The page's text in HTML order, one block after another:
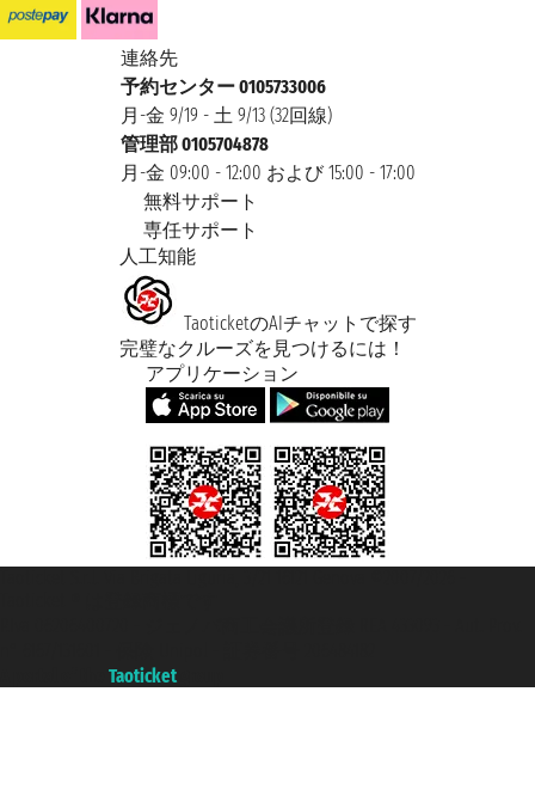
連絡先
予約センター 0105733006
月-金 9/19 - 土 9/13 (32回線)
管理部 0105704878
月-金 09:00 - 12:00 および 15:00 - 17:00
無料サポート
専任サポート
人工知能
TaoticketのAIチャットで探す
完璧なクルーズを見つけるには！
アプリケーション
Taoticket